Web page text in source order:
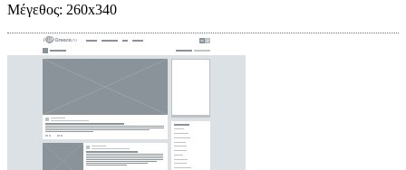
Μέγεθος: 260x340